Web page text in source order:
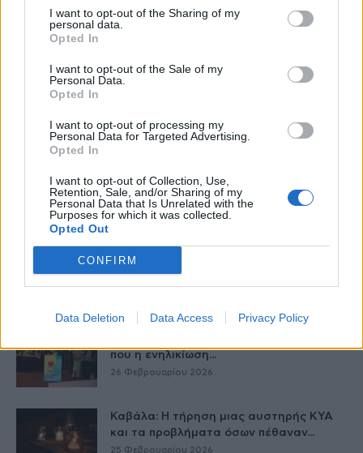
I want to opt-out of the Sharing of my
personal data.
Opted In
I want to opt-out of the Sale of my
Personal Data.
Opted In
I want to opt-out of processing my
Personal Data for Targeted Advertising.
Opted In
I want to opt-out of Collection, Use,
Retention, Sale, and/or Sharing of my
Personal Data that Is Unrelated with the
Purposes for which it was collected.
Opted Out
CONFIRM
Data Deletion Data Access Privacy Policy
ΕΟΦ: Ανάκληση παρτίδων
Πανελληνίου Συλλόγου Κυστικής...
27 Φεβρουαρίου 2026
Νέα βήματα για τα Σπάνια Νοσήματα
στην Ελλάδα το 2026
27 Φεβρουαρίου 2026
Η ζωή να κάβει την ανάσα και όχι ο
καρκίνος του...
που η ενηλικίωση...
26 Φεβρουαρίου 2026
Καβάλα: Η τήρηση μιας αυστηρής ΚΥΑ
και τα προβλήματα όσων πέθαναν...
25 Φεβρουαρίου 2026